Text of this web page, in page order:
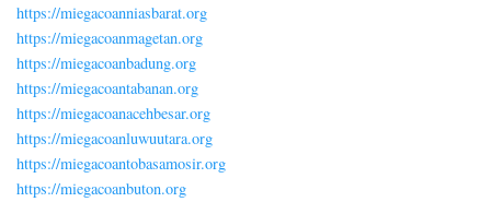
https://miegacoanniasbarat.org
https://miegacoanmagetan.org
https://miegacoanbadung.org
https://miegacoantabanan.org
https://miegacoanacehbesar.org
https://miegacoanluwuutara.org
https://miegacoantobasamosir.org
https://miegacoanbuton.org